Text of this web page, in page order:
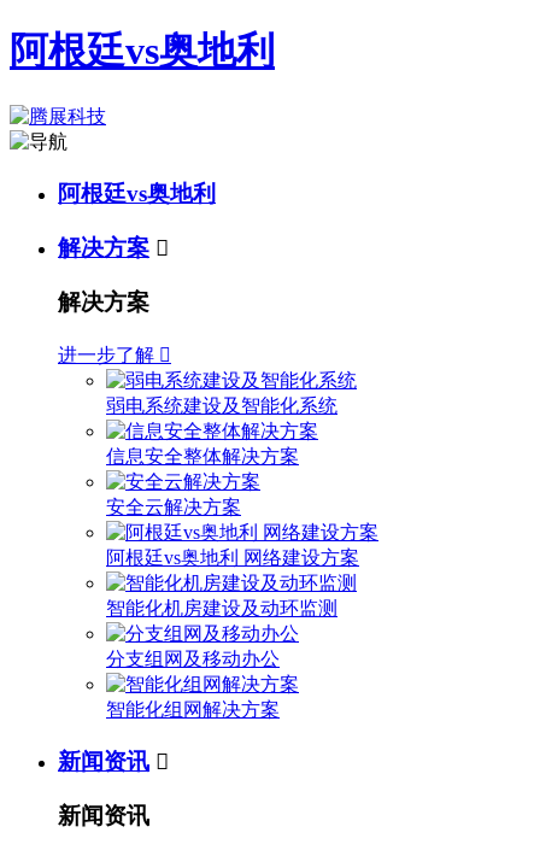
阿根廷vs奥地利
阿根廷vs奥地利
解决方案 
解决方案
进一步了解 
弱电系统建设及智能化系统
信息安全整体解决方案
安全云解决方案
阿根廷vs奥地利 网络建设方案
智能化机房建设及动环监测
分支组网及移动办公
智能化组网解决方案
新闻资讯 
新闻资讯